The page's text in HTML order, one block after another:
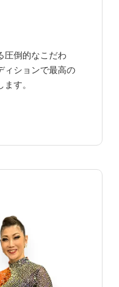
圧倒的なこだわ
ィションで最高の
す。